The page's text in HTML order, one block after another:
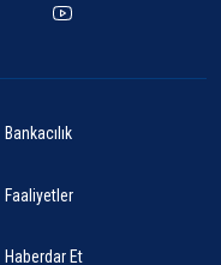
Bankacılık
Faaliyetler
Haberdar Et